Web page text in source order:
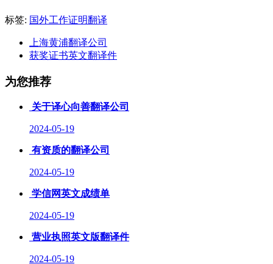
标签: 国外工作证明翻译
上海黄浦翻译公司
获奖证书英文翻译件
为您推荐
关于译心向善翻译公司
2024-05-19
有资质的翻译公司
2024-05-19
学信网英文成绩单
2024-05-19
营业执照英文版翻译件
2024-05-19